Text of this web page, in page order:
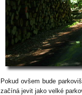
Pokud ovšem bude
začíná jevit jako velké